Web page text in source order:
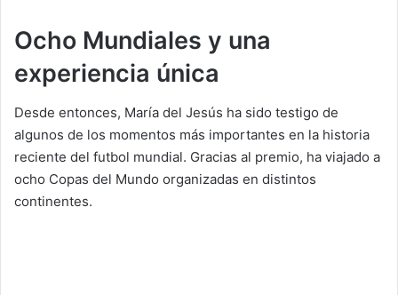
Ocho Mundiales y una
experiencia única
Desde entonces, María del Jesús ha sido testigo de
algunos de los momentos más importantes en la historia
reciente del futbol mundial. Gracias al premio, ha viajado a
ocho Copas del Mundo organizadas en distintos
continentes.